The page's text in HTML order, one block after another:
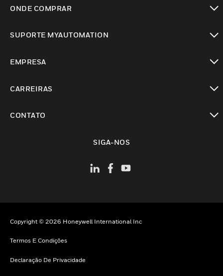
ONDE COMPRAR
SUPORTE MYAUTOMATION
EMPRESA
CARREIRAS
CONTATO
SIGA-NOS
Copyright © 2026 Honeywell International Inc
Termos E Condições
Declaração De Privacidade